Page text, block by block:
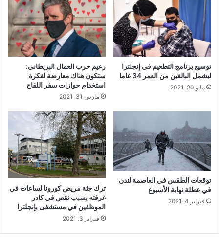
توسيع برنامج التطعيم في إنجلترا
ليشمل البالغين من العمر 34 عاما
مايو 20, 2021
زعيم حزب العمال البريطاني:
ستكون هناك معارضة لفكرة
استخدام جوازات سفر اللقاح
مارس 31, 2021
توقعات الطقس في العاصمة لندن
في عطلة نهاية الأسبوع
فبراير 4, 2021
ترك جثة مريض كورونا لساعات في
غرفته بسبب نقص في كادر
الموظفين في مستشفى بإنجلترا
فبراير 3, 2021